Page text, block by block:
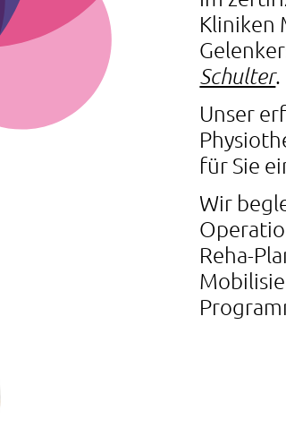
Kliniken
Schulter.
Unser
für Sie
Wir
Reha-